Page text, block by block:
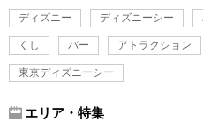
ディズニー ディズニーシー
くし バー アトラクション
東京ディズニーシー
エリア・特集